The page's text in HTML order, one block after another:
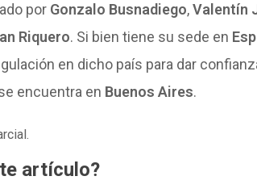
por Gonzalo Busnadiego,Valentín
Riquero. Si bien tiene su sede en
en dicho país para dar
encuentra en Buenos Aires.
artículo?